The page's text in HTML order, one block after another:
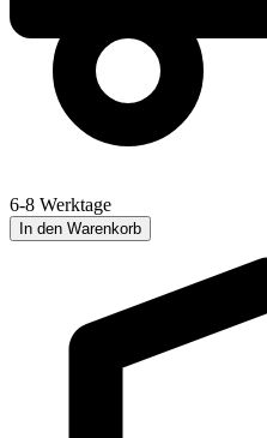
6-8 Werktage
In den Warenkorb